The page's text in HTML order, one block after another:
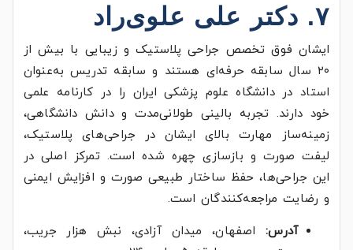
۷. دکتر علی علوی‌راد
ایشان فوق تخصص جراحی پلاستیک و زیبایی با بیش از
۲۰ سال سابقه حرفه‌ای هستند و سابقه تدریس به‌عنوان
استاد در دانشگاه علوم پزشکی ایران را در کارنامه علمی
خود دارند. تجربه بالینی طولانی‌مدت و دانش دانشگاهی،
زمینه‌ساز مهارت بالای ایشان در جراحی‌های پلاستیک،
لیفت صورت و بازسازی چهره شده است. تمرکز اصلی در
این جراحی‌ها، حفظ ساختار طبیعی صورت و افزایش ایمنی
و رضایت مراجعه‌کنندگان است.
آدرس:اصفهان، میدان آزادی، نبش هزار جریب،